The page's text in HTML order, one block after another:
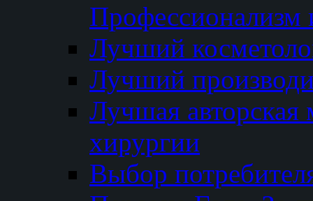
Профессионализм
Лучший
Лучший
Лучшая авторская
хирургии
Выбор